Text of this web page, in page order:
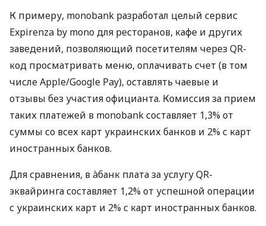
К примеру, monobank разработал целый сервис
Expirenza by mono для ресторанов, кафе и других
заведений, позволяющий посетителям через QR-
код просматривать меню, оплачивать счет (в том
числе Apple/Google Pay), оставлять чаевые и
отзывы без участия официанта. Комиссия за прием
таких платежей в monobank составляет 1,3% от
суммы со всех карт украинских банков и 2% с карт
иностранных банков.
Для сравнения, в àбанк плата за услугу QR-
эквайринга составляет 1,2% от успешной операции
с украинских карт и 2% с карт иностранных банков.